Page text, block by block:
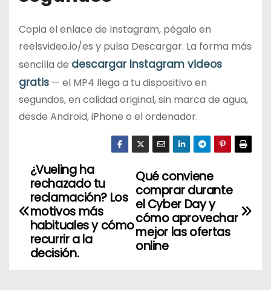
Copia el enlace de Instagram, pégalo en
reelsvideo.io/es y pulsa Descargar. La forma más
sencilla de descargar Instagram videos
gratis — el MP4 llega a tu dispositivo en
segundos, en calidad original, sin marca de agua,
desde Android, iPhone o el ordenador.
N
a
Qué conviene
comprar durante
el Cyber Day y
cómo aprovechar
mejor las ofertas
online
¿Vueling ha
rechazado tu
reclamación? Los
motivos más
habituales y cómo
recurrir a la
decisión.